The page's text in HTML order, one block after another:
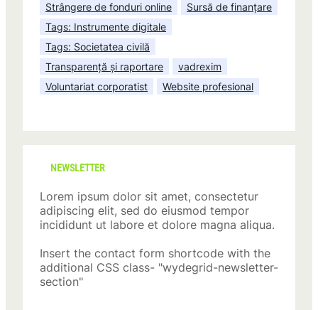
Strângere de fonduri online
Sursă de finanțare
Tags: Instrumente digitale
Tags: Societatea civilă
Transparență și raportare
vadrexim
Voluntariat corporatist
Website profesional
NEWSLETTER
Lorem ipsum dolor sit amet, consectetur
adipiscing elit, sed do eiusmod tempor
incididunt ut labore et dolore magna aliqua.
Insert the contact form shortcode with the
additional CSS class- "wydegrid-newsletter-
section"